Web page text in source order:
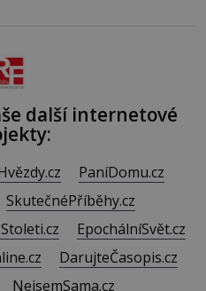
další internetové
PaníDomu.cz
SkutečnéPříběhy.cz
EpochálníSvět.cz
DarujteČasopis.cz
NejsemSama.cz